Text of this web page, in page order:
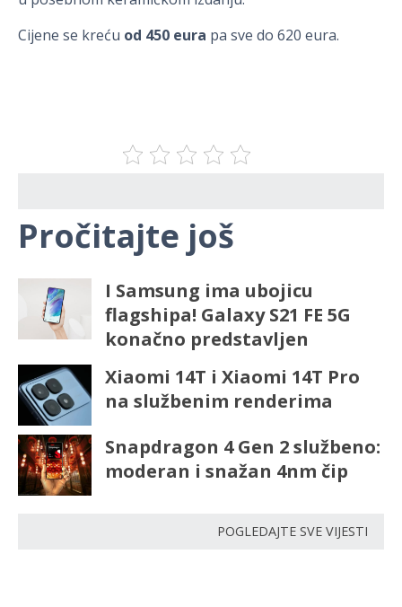
Cijene se kreću od 450 eura pa sve do 620 eura.
Pročitajte još
I Samsung ima ubojicu
flagshipa! Galaxy S21 FE 5G
konačno predstavljen
Xiaomi 14T i Xiaomi 14T Pro
na službenim renderima
Snapdragon 4 Gen 2 službeno:
moderan i snažan 4nm čip
POGLEDAJTE SVE VIJESTI